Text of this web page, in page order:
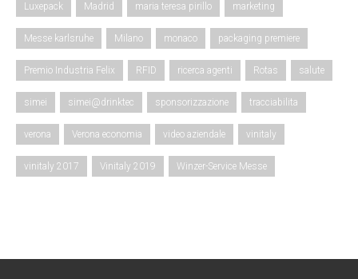
Luxepack Madrid maria teresa pirillo marketing
Messe karlsruhe Milano monaco packaging premiere
Premio Industria Felix RFID ricerca agenti Rotas salute
simei simei@drinktec sponsorizzazione tracciabilita
verona Verona economia video aziendale vinitaly
vinitaly 2017 Vinitaly 2019 Winzer-Service Messe